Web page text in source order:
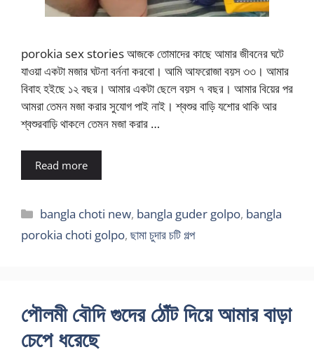
porokia sex stories আজকে তোমাদের কাছে আমার জীবনের ঘটে
যাওয়া একটা মজার ঘটনা বর্ননা করবো। আমি আফরোজা বয়স ৩৩। আমার
বিবাহ হইছে ১২ বছর। আমার একটা ছেলে বয়স ৭ বছর। আমার বিয়ের পর
আমরা তেমন মজা করার সুযোগ পাই নাই। শ্বশুর বাড়ি যশোর থাকি আর
শ্বশুরবাড়ি থাকলে তেমন মজা করার …
Read more
Categories
bangla choti new, bangla guder golpo, bangla
porokia choti golpo, ছামা চুদার চটি গল্প
পৌলমী বৌদি গুদের ঠোঁট দিয়ে আমার বাড়া
চেপে ধরেছে